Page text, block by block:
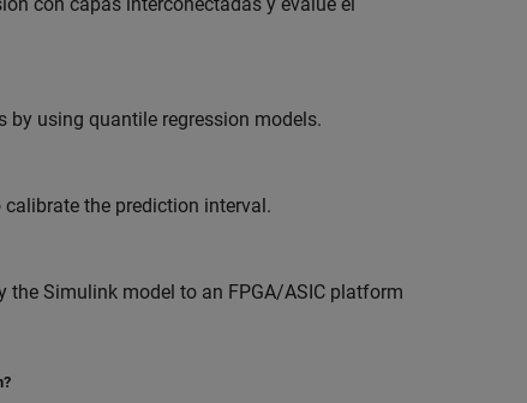
by using quantile regression models.
the prediction interval.
the Simulink model to an FPGA/ASIC platform